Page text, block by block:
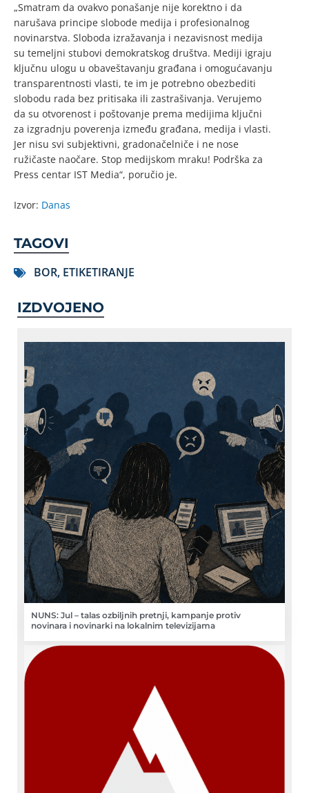
„Smatram da ovakvo ponašanje nije korektno i da
narušava principe slobode medija i profesionalnog
novinarstva. Sloboda izražavanja i nezavisnost medija
su temeljni stubovi demokratskog društva. Mediji igraju
ključnu ulogu u obaveštavanju građana i omogućavanju
transparentnosti vlasti, te im je potrebno obezbediti
slobodu rada bez pritisaka ili zastrašivanja. Verujemo
da su otvorenost i poštovanje prema medijima ključni
za izgradnju poverenja između građana, medija i vlasti.
Jer nisu svi subjektivni, gradonačelniče i ne nose
ružičaste naočare. Stop medijskom mraku! Podrška za
Press centar IST Media“, poručio je.
Izvor: Danas
TAGOVI
BOR, ETIKETIRANJE
IZDVOJENO
NUNS: Jul – talas ozbiljnih pretnji, kampanje protiv
novinara i novinarki na lokalnim televizijama